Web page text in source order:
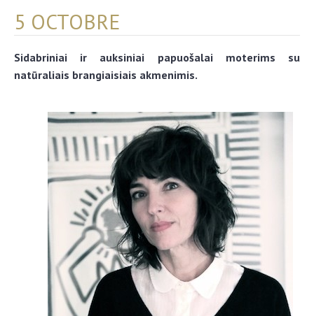
5 OCTOBRE
Sidabriniai ir auksiniai papuošalai moterims su
natūraliais brangiaisiais akmenimis.